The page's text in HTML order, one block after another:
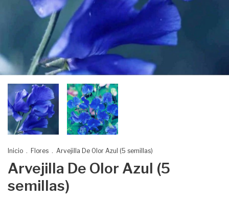
Inicio . Flores . Arvejilla De Olor Azul (5 semillas)
Arvejilla De Olor Azul (5
semillas)